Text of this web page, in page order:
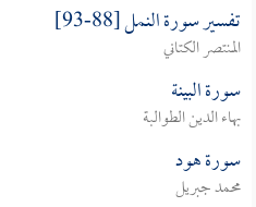
تفسير سورة النمل [88-93]
المنتصر الكتاني
سورة البينة
بهاء الدين الطوالبة
سورة هود
محمد جبريل